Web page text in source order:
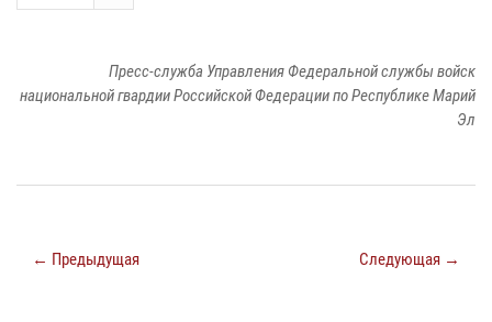
Пресс-служба Управления Федеральной службы войск
национальной гвардии Российской Федерации по Республике Марий
Эл
← Предыдущая Следующая →